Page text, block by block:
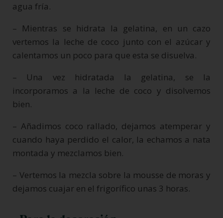
agua fría.
– Mientras se hidrata la gelatina, en un cazo
vertemos la leche de coco junto con el azúcar y
calentamos un poco para que esta se disuelva.
– Una vez hidratada la gelatina, se la
incorporamos a la leche de coco y disolvemos
bien.
– Añadimos coco rallado, dejamos atemperar y
cuando haya perdido el calor, la echamos a nata
montada y mezclamos bien.
– Vertemos la mezcla sobre la mousse de moras y
dejamos cuajar en el frigorífico unas 3 horas.